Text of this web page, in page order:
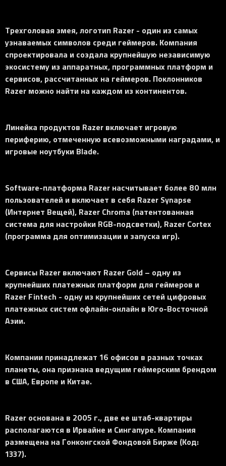
Трехголовая змея, логотип Razer - один из самых
узнаваемых символов среди геймеров. Компания
спроектировала и создала крупнейшую независимую
экосистему из аппаратных, программных платформ и
сервисов, рассчитанных на геймеров. Поклонников
Razer можно найти на каждом из континентов.
Линейка продуктов Razer включает игровую
периферию, отмеченную всевозможными наградами, и
игровые ноутбуки Blade.
Software-платформа Razer насчитывает более 80 млн
пользователей и включает в себя Razer Synapse
(Интернет Вещей), Razer Chroma (патентованная
система для настройки RGB-подсветки), Razer Cortex
(программа для оптимизации и запуска игр).
Сервисы Razer включают Razer Gold – одну из
крупнейших платежных платформ для геймеров и
Razer Fintech - одну из крупнейших сетей цифровых
платежных систем офлайн-онлайн в Юго-Восточной
Азии.
Компании принадлежат 16 офисов в разных точках
планеты, она признана ведущим геймерским брендом
в США, Европе и Китае.
Razer основана в 2005 г., две ее штаб-квартиры
располагаются в Ирвайне и Сингапуре. Компания
размещена на Гонконгской Фондовой Бирже (Код:
1337).